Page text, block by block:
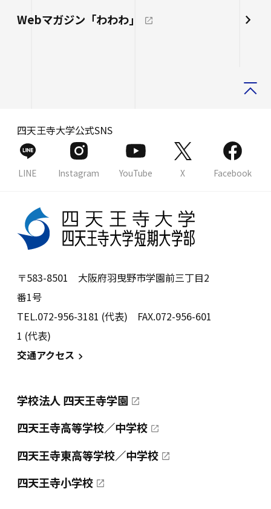
Webマガジン「わわわ」
四天王寺大学公式SNS
LINE Instagram YouTube X Facebook
〒583-8501 大阪府羽曳野市学園前三丁目2
番1号
TEL.072-956-3181 (代表) FAX.072-956-601
1 (代表)
交通アクセス
学校法人 四天王寺学園
四天王寺高等学校／中学校
四天王寺東高等学校／中学校
四天王寺小学校